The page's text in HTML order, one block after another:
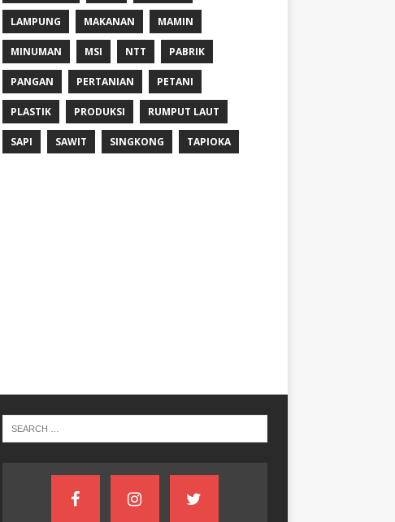
LAMPUNG MAKANAN MAMIN
MINUMAN MSI NTT PABRIK
PANGAN PERTANIAN PETANI
PLASTIK PRODUKSI RUMPUT LAUT
SAPI SAWIT SINGKONG TAPIOKA